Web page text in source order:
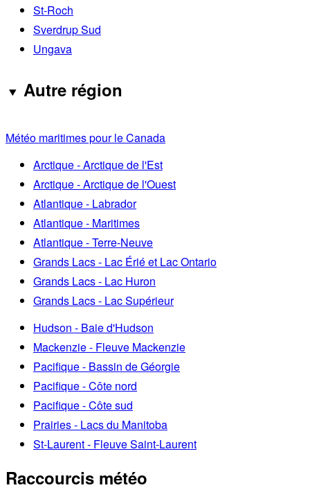
St-Roch
Sverdrup Sud
Ungava
Autre région
Météo maritimes pour le Canada
Arctique - Arctique de l'Est
Arctique - Arctique de l'Ouest
Atlantique - Labrador
Atlantique - Maritimes
Atlantique - Terre-Neuve
Grands Lacs - Lac Érié et Lac Ontario
Grands Lacs - Lac Huron
Grands Lacs - Lac Supérieur
Hudson - Baie d'Hudson
Mackenzie - Fleuve Mackenzie
Pacifique - Bassin de Géorgie
Pacifique - Côte nord
Pacifique - Côte sud
Prairies - Lacs du Manitoba
St-Laurent - Fleuve Saint-Laurent
Raccourcis météo